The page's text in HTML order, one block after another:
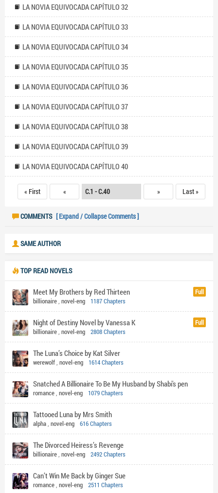
LA NOVIA EQUIVOCADA CAPÍTULO 32
LA NOVIA EQUIVOCADA CAPÍTULO 33
LA NOVIA EQUIVOCADA CAPÍTULO 34
LA NOVIA EQUIVOCADA CAPÍTULO 35
LA NOVIA EQUIVOCADA CAPÍTULO 36
LA NOVIA EQUIVOCADA CAPÍTULO 37
LA NOVIA EQUIVOCADA CAPÍTULO 38
LA NOVIA EQUIVOCADA CAPÍTULO 39
LA NOVIA EQUIVOCADA CAPÍTULO 40
« First « » Last »
COMMENTS [ Expand / Collapse Comments ]
SAME AUTHOR
TOP READ NOVELS
Full
Meet My Brothers by Red Thirteen
billionaire, novel-eng 1187 Chapters
Full
Night of Destiny Novel by Vanessa K
billionaire, novel-eng 2808 Chapters
The Luna’s Choice by Kat Silver
werewolf, novel-eng 1614 Chapters
Snatched A Billionaire To Be My Husband by Shabi's pen
romance, novel-eng 1079 Chapters
Tattooed Luna by Mrs Smith
alpha, novel-eng 616 Chapters
The Divorced Heiress’s Revenge
billionaire, novel-eng 2492 Chapters
Can’t Win Me Back by Ginger Sue
romance, novel-eng 2511 Chapters